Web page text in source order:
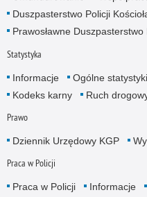
Duszpasterstwo Policji
Prawosławne Duszpasterstwo
Statystyka
Informacje Ogólne statystyki
Kodeks karny
Ruch
Prawo
Dziennik Urzędowy KGP
Praca w Policji
Praca w Policji Informacje